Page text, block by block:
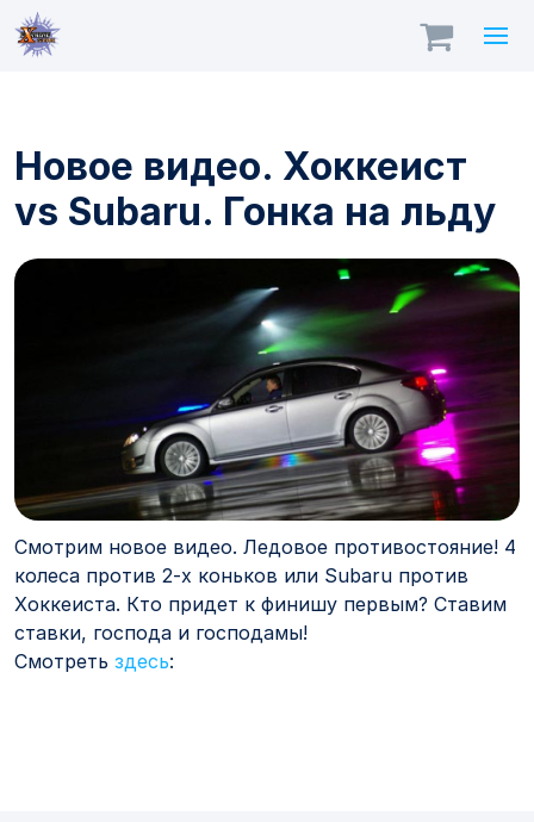
Новое видео. Хоккеист
vs Subaru. Гонка на льду
Смотрим новое видео. Ледовое противостояние! 4
колеса против 2-х коньков или Subaru против
Хоккеиста. Кто придет к финишу первым? Ставим
ставки, господа и господамы!
Смотреть здесь: